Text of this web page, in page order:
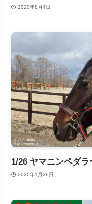
2020年8月4日
1/26 ヤマニンペダ
2020年1月26日